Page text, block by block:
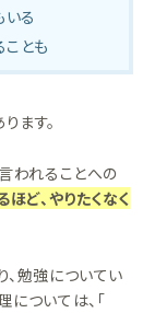
る
とも
ます。
われることへの
ほど、やりたくなく
勉強についてい
ついては、「